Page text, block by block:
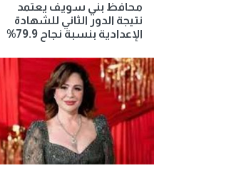
محافظ بني سويف يعتمد
نتيجة الدور الثاني للشهادة
الإعدادية بنسبة نجاح 79.9%